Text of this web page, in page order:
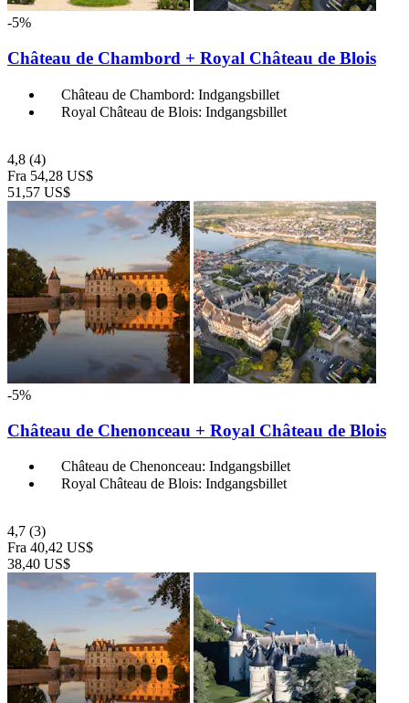
-5%
Château de Chambord + Royal Château de Blois
Château de Chambord: Indgangsbillet
Royal Château de Blois: Indgangsbillet
4,8 (4)
Fra 54,28 US$
51,57 US$
-5%
Château de Chenonceau + Royal Château de Blois
Château de Chenonceau: Indgangsbillet
Royal Château de Blois: Indgangsbillet
4,7 (3)
Fra 40,42 US$
38,40 US$